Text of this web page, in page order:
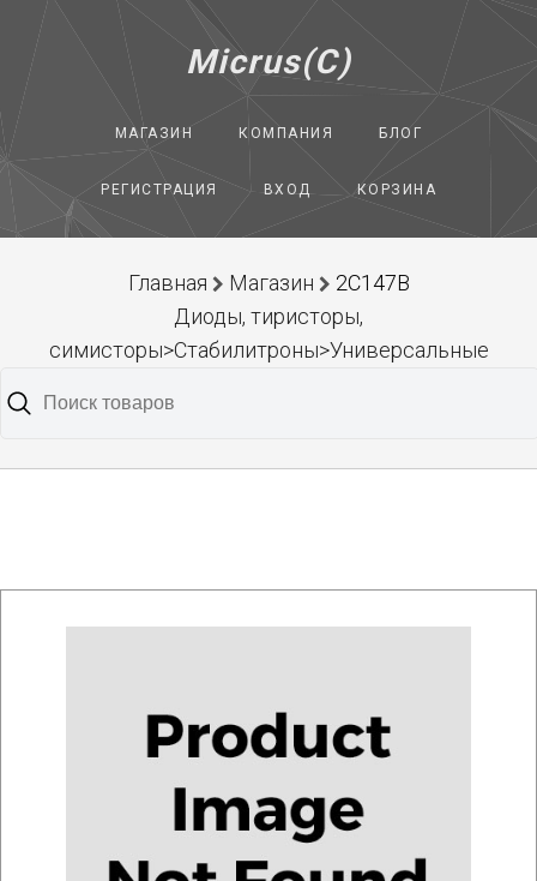
Micrus(C)
МАГАЗИН КОМПАНИЯ БЛОГ
РЕГИСТРАЦИЯ ВХОД КОРЗИНА
Главная Магазин
2С147В
Диоды, тиристоры,
симисторы>Стабилитроны>Универсальные